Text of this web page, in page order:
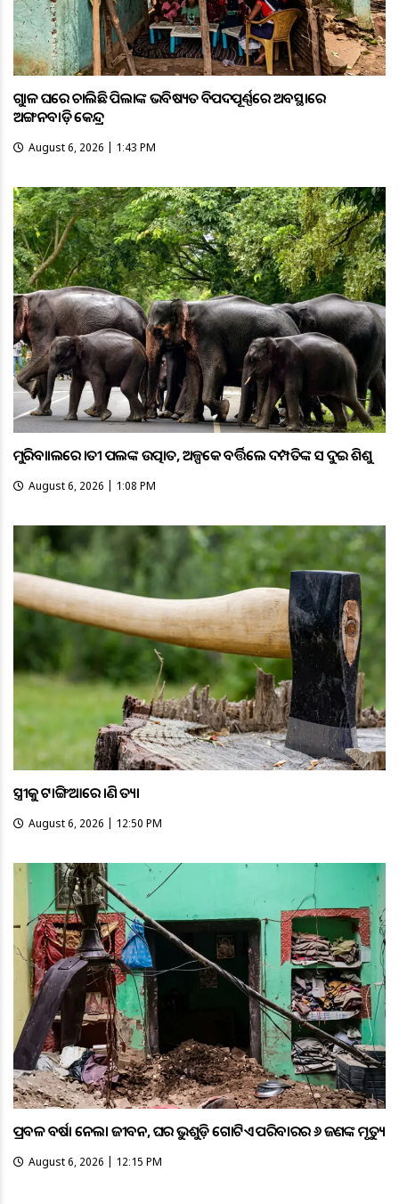
ଗୁହାଳ ଘରେ ଚାଲିଛି ପିଲାଙ୍କ ଭବିଷ୍ୟତ ବିପଦପୂର୍ଣ୍ଣରେ ଅବସ୍ଥାରେ
ଅଙ୍ଗନବାଡ଼ି କେନ୍ଦ୍ର
August 6, 2026 | 1:43 PM
ମୁରିବାହାଲରେ ହାତୀ ପଲଙ୍କ ଉତ୍ପାତ, ଅଳ୍ପକେ ବର୍ତ୍ତିଲେ ଦମ୍ପତିଙ୍କ ସହ ଦୁଇ ଶିଶୁ
August 6, 2026 | 1:08 PM
ସ୍ତ୍ରୀକୁ ଟାଙ୍ଗିଆରେ ହାଣି ହତ୍ୟା
August 6, 2026 | 12:50 PM
ପ୍ରବଳ ବର୍ଷା ନେଲା ଜୀବନ, ଘର ଭୁଶୁଡ଼ି ଗୋଟିଏ ପରିବାରର ୬ ଜଣଙ୍କ ମୃତ୍ୟୁ
August 6, 2026 | 12:15 PM